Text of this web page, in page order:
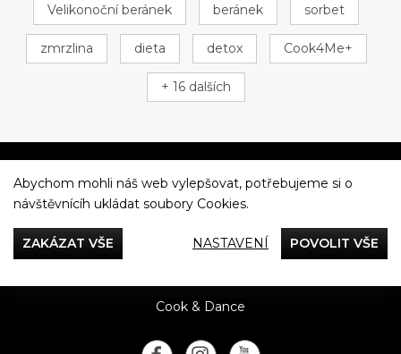
Velikonoční beránek beránek sorbet
zmrzlina dieta detox Cook4Me+
+ 16 dalších
Večeříme společně
Cook & Dance
Abychom mohli náš web vylepšovat, potřebujeme si o
návštěvnícíh ukládat soubory Cookies.
ZAKÁZAT VŠE NASTAVENÍ POVOLIT VŠE